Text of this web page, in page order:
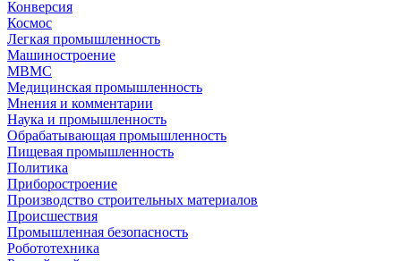
Конверсия
Космос
Легкая промышленность
Машиностроение
МВМС
Медицинская промышленность
Мнения и комментарии
Наука и промышленность
Обрабатывающая промышленность
Пищевая промышленность
Политика
Приборостроение
Производство строительных материалов
Происшествия
Промышленная безопасность
Робототехника